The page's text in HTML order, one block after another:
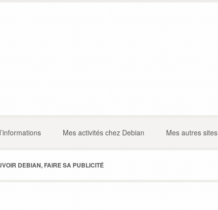
Mes activités chez Debian Mes autres sites
DEBIAN, FAIRE SA PUBLICITÉ